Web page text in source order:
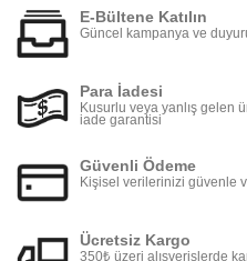
E-Bültene Katılın
Güncel kampanya ve
Para İadesi
Kusurlu veya yanlış gelen
iade garantisi
Güvenli Ödeme
Kişisel verilerinizi güvenle
Ücretsiz Kargo
350₺ üzeri alışverişlerde